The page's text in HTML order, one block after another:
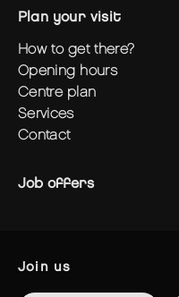
plan your visit
how to get there?
opening hours
centre plan
services
contact
Job offers
join us